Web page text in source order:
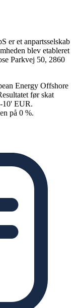
er et anpartsselskab
blev etableret
Parkvej 50, 2860
Energy Offshore
før skat
10' EUR.
på 0 %.